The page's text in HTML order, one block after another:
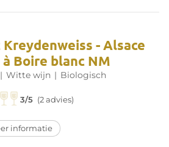
Kreydenweiss - Alsace
à Boire blanc NM
| Witte wijn | Biologisch
3/5 (2 advies)
informatie